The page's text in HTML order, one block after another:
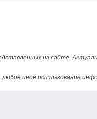
на сайте.
иное использование